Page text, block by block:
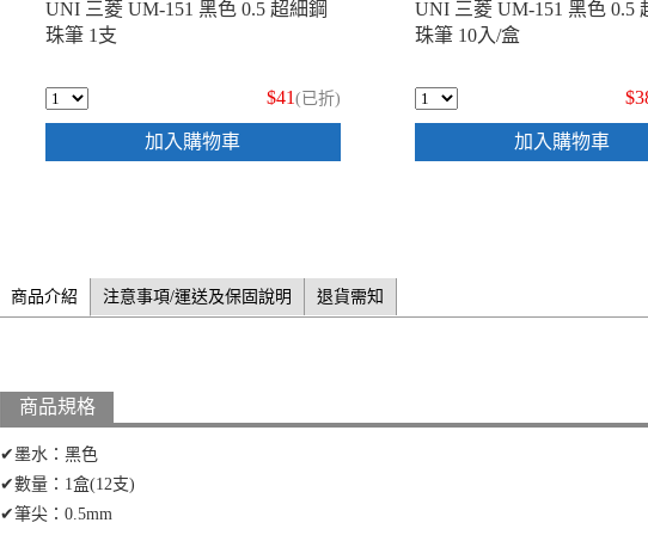
UNI 三菱 UM-151 黑色 0.5 超細鋼
珠筆 1支
$41 (已折)
加入購物車
UNI 三菱 UM-151 黑色 0.5
珠筆 10入/盒
加入購物車
商品介紹 注意事項/運送及保固說明 退貨需知
商品規格
✔墨水：黑色
✔數量：1盒(12支)
✔筆尖：0.5mm